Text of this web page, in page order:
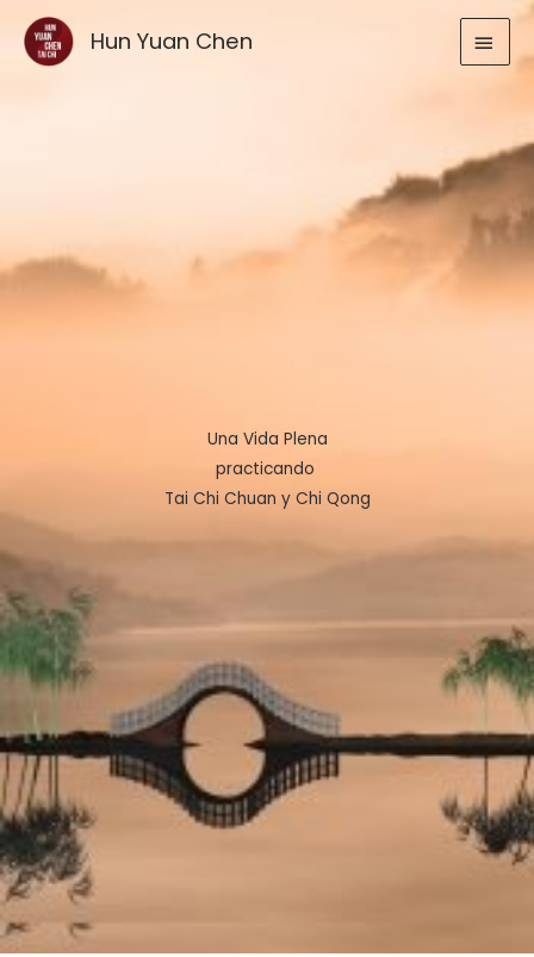
contenido
Hun Yuan Chen
Una Vida Plena
practicando
Tai Chi Chuan y Chi Qong